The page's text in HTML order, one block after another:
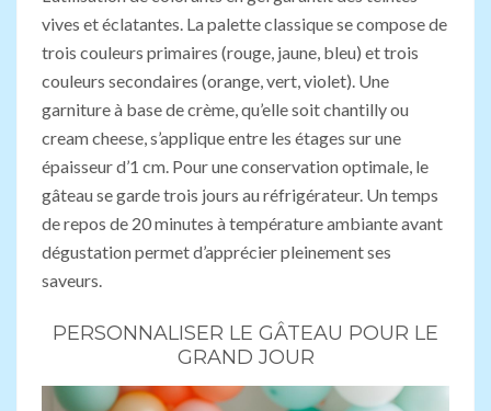
vives et éclatantes. La palette classique se compose de
trois couleurs primaires (rouge, jaune, bleu) et trois
couleurs secondaires (orange, vert, violet). Une
garniture à base de crème, qu’elle soit chantilly ou
cream cheese, s’applique entre les étages sur une
épaisseur d’1 cm. Pour une conservation optimale, le
gâteau se garde trois jours au réfrigérateur. Un temps
de repos de 20 minutes à température ambiante avant
dégustation permet d’apprécier pleinement ses
saveurs.
PERSONNALISER LE GÂTEAU POUR LE
GRAND JOUR